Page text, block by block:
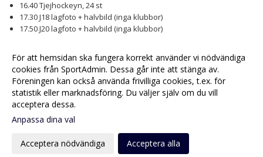
16.40 Tjejhockeyn, 24 st
17.30 J18 lagfoto + halvbild (inga klubbor)
17.50 J20 lagfoto + halvbild (inga klubbor)
Fotografen lämnar isen omkring 20.00
Fler nyheter >>
inställningar
Webbversion
För att hemsidan ska fungera korrekt använder vi nödvändiga
cookies från SportAdmin. Dessa går inte att stänga av.
Föreningen kan också använda frivilliga cookies, t.ex. för
statistik eller marknadsföring. Du väljer själv om du vill
acceptera dessa.
Anpassa dina val
Acceptera nödvändiga Acceptera alla